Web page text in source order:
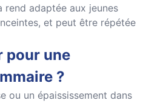
rend adaptée aux jeunes
et peut être répétée
pour une
?
ou un épaississement dans